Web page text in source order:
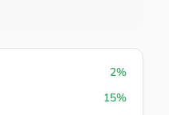
2%
15%